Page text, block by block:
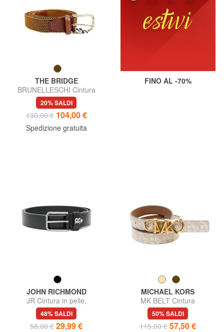
THE BRIDGE
BRUNELLESCHI Cintura
intrecciata
20% SALDI
130,00 € 104,00 €
Spedizione gratuita
FINO AL -70%
JOHN RICHMOND
JR Cintura in pelle,
accorciabile
48% SALDI
58,00 € 29,99 €
MICHAEL KORS
MK BELT Cintura
50% SALDI
115,00 € 57,50 €